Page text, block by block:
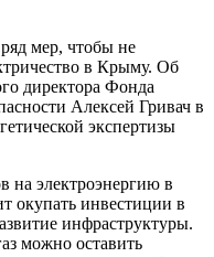
мер, чтобы не
в Крыму. Об
директора Фонда
Алексей Гривач в
экспертизы
электроэнергию в
окупать инвестиции в
инфраструктуры.
можно оставить